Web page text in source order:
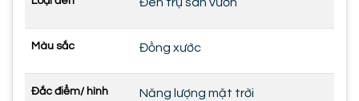
Đèn trụ sân vườn
Màu sắc Đồng xước
Đắc điểm/ hình
Năng lượng mặt trời